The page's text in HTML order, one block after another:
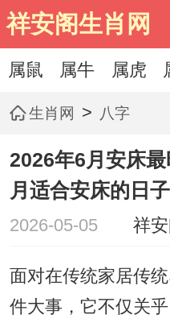
祥安阁生肖网
属鼠 属牛 属虎
生肖网 > 八字
2026年6月安床
月适合安床的日子
2026-05-05 祥
面对在传统家居传
件大事，它不仅关